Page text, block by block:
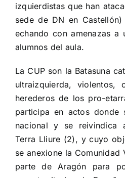
izquierdistas que han
sede de DN en
echando con amenazas
alumnos del aula.
La CUP son la Batasuna
ultraizquierda,
herederos de los pro-
participa en actos donde
nacional y se reivindica
Terra Lliure (2), y cuyo
se anexione la Comunidad
parte de Aragón para